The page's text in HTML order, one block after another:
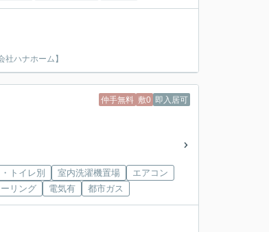
ハナホーム】
仲手無料 敷0 即入居可
トイレ別 室内洗濯機置場
エアコン
リング
電気有 都市ガス